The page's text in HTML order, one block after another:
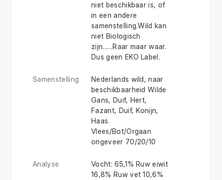
niet beschikbaar is, of
in een andere
samenstelling.Wild kan
niet Biologisch
zijn......Raar maar waar.
Dus geen EKO Label.
Samenstelling
Nederlands wild, naar
beschikbaarheid Wilde
Gans, Duif, Hert,
Fazant, Duif, Konijn,
Haas.
Vlees/Bot/Orgaan
ongeveer 70/20/10
Analyse
Vocht: 65,1% Ruw eiwit
16,8% Ruw vet 10,6%